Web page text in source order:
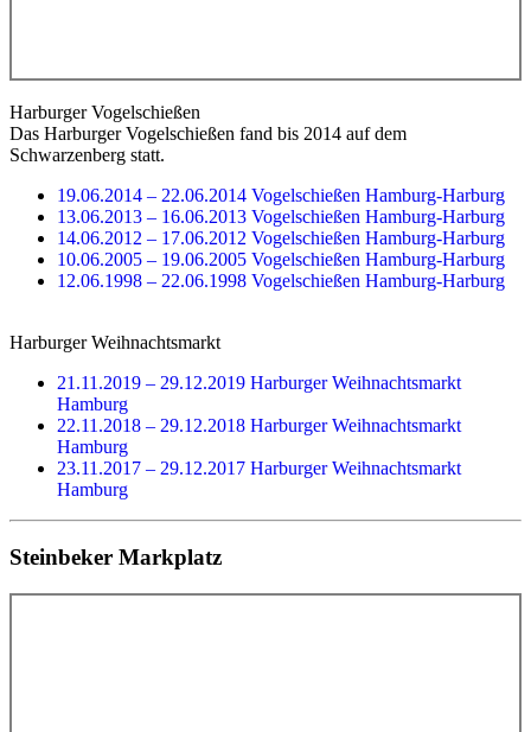
Harburger Vogelschießen
Das Harburger Vogelschießen fand bis 2014 auf dem
Schwarzenberg statt.
19.06.2014 – 22.06.2014 Vogelschießen Hamburg-Harburg
13.06.2013 – 16.06.2013 Vogelschießen Hamburg-Harburg
14.06.2012 – 17.06.2012 Vogelschießen Hamburg-Harburg
10.06.2005 – 19.06.2005 Vogelschießen Hamburg-Harburg
12.06.1998 – 22.06.1998 Vogelschießen Hamburg-Harburg
Harburger Weihnachtsmarkt
21.11.2019 – 29.12.2019 Harburger Weihnachtsmarkt
Hamburg
22.11.2018 – 29.12.2018 Harburger Weihnachtsmarkt
Hamburg
23.11.2017 – 29.12.2017 Harburger Weihnachtsmarkt
Hamburg
Steinbeker Markplatz